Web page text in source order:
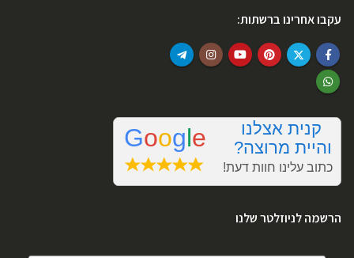
עקבו אחרינו ברשתות:
הרשמה לניוזלטר שלנו